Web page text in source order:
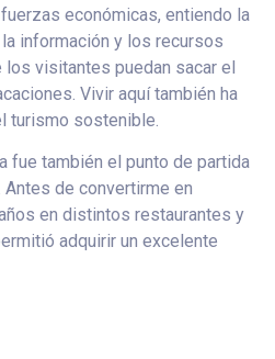
económicas, entiendo la
información y los recursos
visitantes puedan sacar el
Vivir aquí también ha
turismo sostenible.
fue también el punto de partida
de convertirme en
en distintos restaurantes y
adquirir un excelente